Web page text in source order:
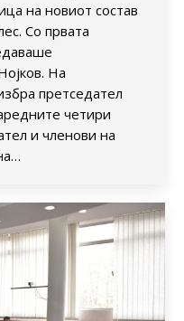
на новиот состав
Со првата
На
претседател
четири
и членови на